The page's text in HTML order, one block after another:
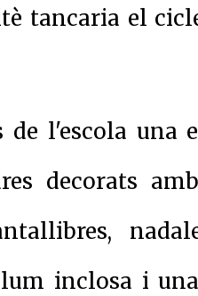
tancaria el
l'escola una
decorats
inclosa i